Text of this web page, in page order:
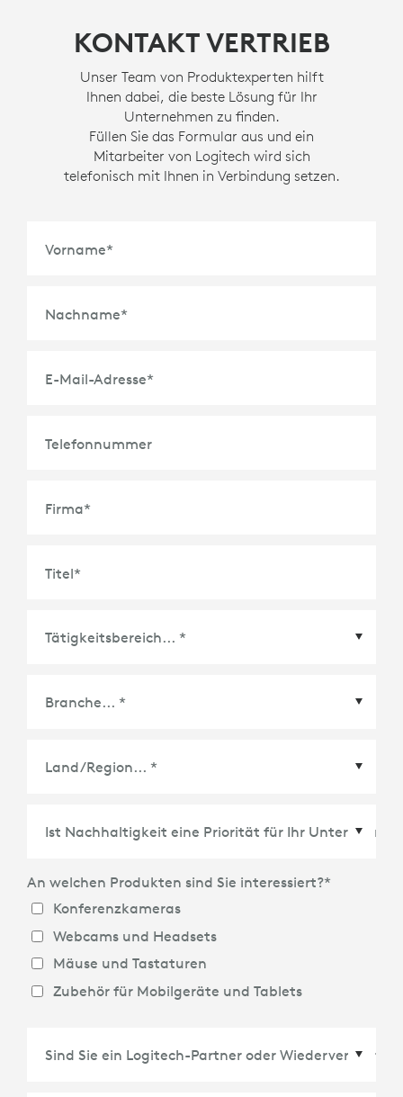
KONTAKT VERTRIEB
Unser Team von Produktexperten hilft
Ihnen dabei, die beste Lösung für Ihr
Unternehmen zu finden.
Füllen Sie das Formular aus und ein
Mitarbeiter von Logitech wird sich
telefonisch mit Ihnen in Verbindung setzen.
Vorname*
Nachname*
E-Mail-Adresse*
Telefonnummer
Firma*
Titel*
An welchen Produkten sind Sie interessiert?*
Konferenzkameras
Webcams und Headsets
Mäuse und Tastaturen
Zubehör für Mobilgeräte und Tablets